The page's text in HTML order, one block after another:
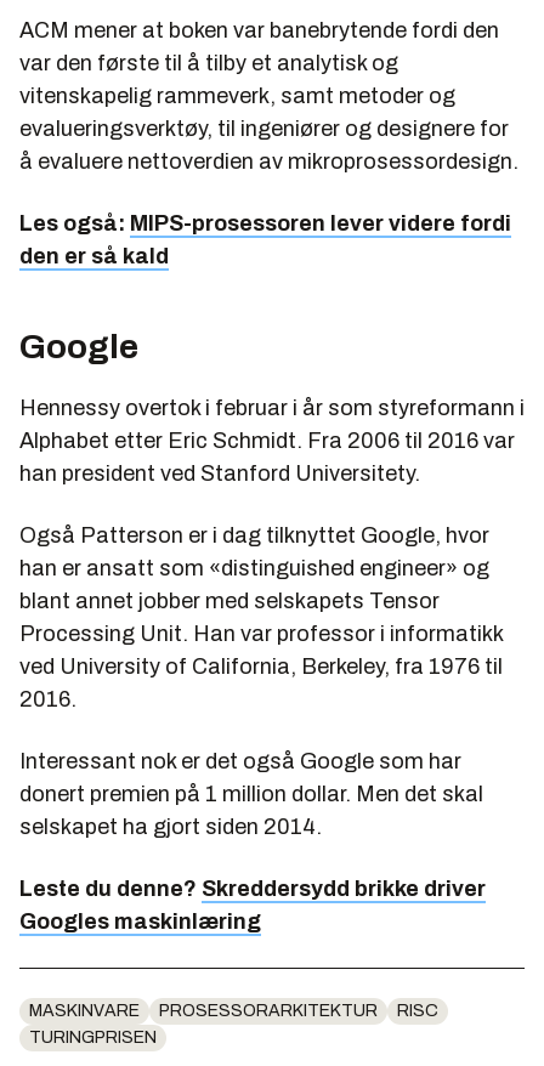
ACM mener at boken var banebrytende fordi den
var den første til å tilby et analytisk og
vitenskapelig rammeverk, samt metoder og
evalueringsverktøy, til ingeniører og designere for
å evaluere nettoverdien av mikroprosessordesign.
Les også: MIPS-prosessoren lever videre fordi
den er så kald
Google
Hennessy overtok i februar i år som styreformann i
Alphabet etter Eric Schmidt. Fra 2006 til 2016 var
han president ved Stanford Universitety.
Også Patterson er i dag tilknyttet Google, hvor
han er ansatt som «distinguished engineer» og
blant annet jobber med selskapets Tensor
Processing Unit. Han var professor i informatikk
ved University of California, Berkeley, fra 1976 til
2016.
Interessant nok er det også Google som har
donert premien på 1 million dollar. Men det skal
selskapet ha gjort siden 2014.
Leste du denne? Skreddersydd brikke driver
Googles maskinlæring
MASKINVARE PROSESSORARKITEKTUR
RISC
TURINGPRISEN